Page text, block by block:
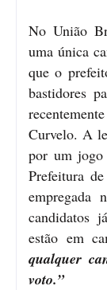
No União
uma única
que o
bastidores
Curvelo. A
por um jogo
Prefeitura
empregada
candidatos
estão em
qualquer
voto.”